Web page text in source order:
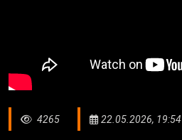
4265 22.05.2026, 19:54